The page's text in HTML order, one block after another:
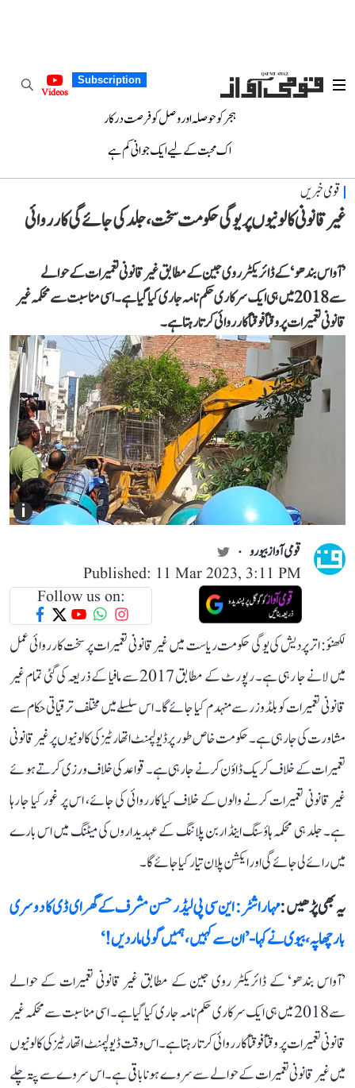
Subscription
Videos
ہجر کو حوصلہ اور وصل کو فرصت درکار
اک محبت کے لیے ایک جوانی کم ہے
قومی خبریں
غیر قانونی کالونیوں پر یوگی حکومت سخت، جلد کی جائے گی کارروائی
’آواس بندھو‘ کے ڈائریکٹر روی جین کے مطابق غیر قانونی تعمیرات کے حوالے
سے 2018 میں ہی ایک سرکاری حکم نامہ جاری کیا گیا ہے۔ اسی مناسبت سے محکمہ غیر
قانونی تعمیرات پر وقتاً فوقتاً کارروائی کرتا رہتا ہے۔
i
قومی آواز بیورو
Published: 11 Mar 2023, 3:11 PM
Follow us on:
لکھنؤ: اتر پردیش کی یوگی حکومت ریاست میں غیر قانونی تعمیرات پر سخت کارروائی عمل
میں لانے جا رہی ہے۔ رپورٹ کے مطابق 2017 سے مافیا کے ذریعہ کی گئی تمام غیر
قانونی تعمیرات کو بلڈوزر سے منہدم کیا جائے گا۔ اس سلسلے میں مختلف ترقیاتی حکام سے
مشاورت کی جا رہی ہے۔ حکومت خاص طور پر ڈیولپمنٹ اتھارٹیز کی کالونیوں پر غیر قانونی
تعمیرات کے خلاف کریک ڈاؤن کرنے جا رہی ہے۔ قواعد کی خلاف ورزی کرتے ہوئے
غیر قانونی تعمیرات کرنے والوں کے خلاف کیا کارروائی کی جائے، اس پر غور کیا جا رہا
ہے۔ جلد ہی محکمہ ہاؤسنگ اینڈ اربن پلاننگ کے عہدیداروں کی میٹنگ میں اس بارے
میں رائے لی جائے گی اور ایکشن پلان تیار کیا جائے گا۔
یہ بھی پڑھیں :مہاراشٹر: این سی پی لیڈر حسن مشرف کے گھر ای ڈی کا دوسری
بار چھاپہ، بیوی نے کہا- ’ان سے کہیں، ہمیں گولی مار دیں!‘
’آواس بندھو‘ کے ڈائریکٹر روی جین کے مطابق غیر قانونی تعمیرات کے حوالے
سے 2018 میں ہی ایک سرکاری حکم نامہ جاری کیا گیا ہے۔ اسی مناسبت سے محکمہ غیر
قانونی تعمیرات پر وقتاً فوقتاً کارروائی کرتا رہتا ہے۔ اس وقت ڈیولپمنٹ اتھارٹیز کی کالونیوں
میں غیر قانونی تعمیرات کے حوالے سے سروے ہونا باقی ہے۔ اس سروے سے پتہ چلے